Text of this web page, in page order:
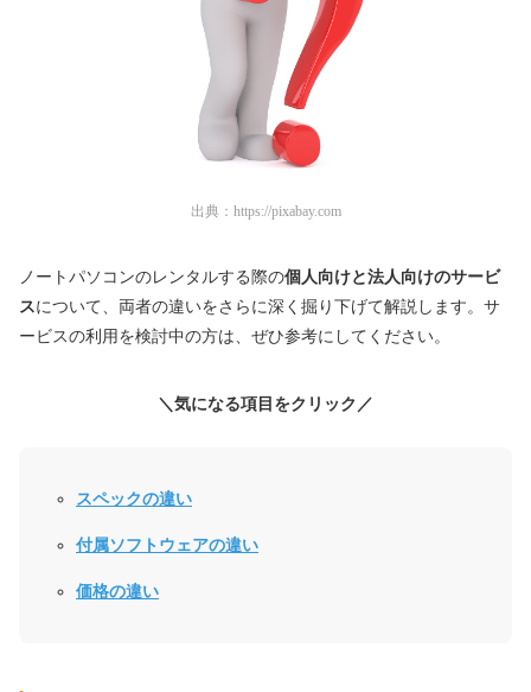
出典： https://pixabay.com
ノートパソコンのレンタルする際の個人向けと法人向けのサービ
スについて、両者の違いをさらに深く掘り下げて解説します。サ
ービスの利用を検討中の方は、ぜひ参考にしてください。
＼気になる項目をクリック／
スペックの違い
付属ソフトウェアの違い
価格の違い